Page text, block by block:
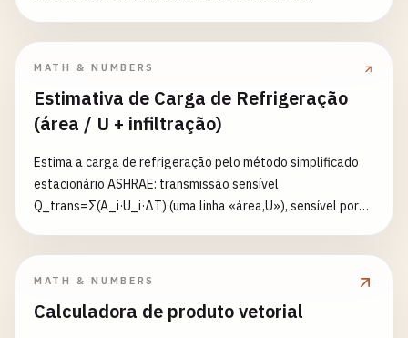
MATH & NUMBERS
Estimativa de Carga de Refrigeração
(área / U + infiltração)
Estima a carga de refrigeração pelo método simplificado
estacionário ASHRAE: transmissão sensível
Q_trans=Σ(A_i·U_i·ΔT) (uma linha «área,U»), sensível por
diferenças), área em m²/ft².
MATH & NUMBERS
Calculadora de produto vetorial